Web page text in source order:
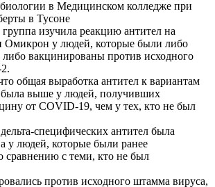
в Медицинском колледже при
в Тусоне
группа изучила реакцию антител на
Омикрон у людей, которые были либо
вакцинированы против исходного
общая выработка антител к вариантам
выше у людей, получивших
от COVID-19, чем у тех, кто не был
специфических антител была
​​у людей, которые были ранее
сравнению с теми, кто не был
против исходного штамма вируса,